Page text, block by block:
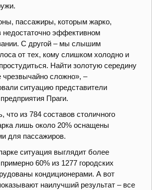
пассажиры, которым жарко,
недостаточно эффективном
С другой – мы слышим
от тех, кому слишком холодно и
Найти золотую середину
чрезвычайно сложно», –
ситуацию представители
Праги.
что из 784 составов столичного
лишь около 20% оснащены
для пассажиров.
ситуация выглядит более
60% из 1277 городских
кондиционерами. А вот
наилучший результат – все